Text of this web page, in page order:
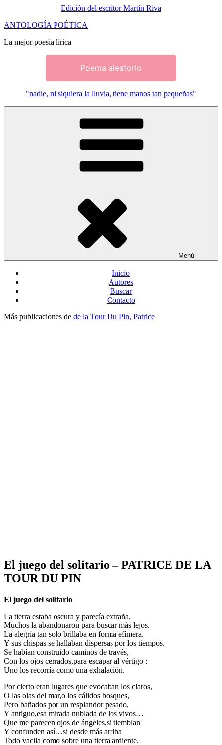
Edición del escritor Martín Riva
Saltar
contenido
ANTOLOGÍA POÉTICA
La mejor poesía lírica
Poema aleatorio
"nadie, ni siquiera la lluvia, tiene manos tan pequeñas"
Menú
Inicio
Autores
Buscar
Contacto
Más publicaciones de de la Tour Du Pin, Patrice
El juego del solitario – PATRICE DE LA
TOUR DU PIN
El juego del solitario
La tierra estaba oscura y parecía extraña,
Muchos la abandonaron para buscar más lejos.
La alegría tan solo brillaba en forma efímera.
Y sus chispas se hallaban dispersas por los tiempos.
Se habían construido caminos de través,
Con los ojos cerrados,para escapar al vértigo :
Uno los recorría como una exhalación.
Por cierto eran lugares que evocaban los claros,
O las olas del mar,o los cálidos bosques,
Pero bañados por un resplandor pesado,
Y antiguo,esa mirada nublada de los vivos…
Que me parecen ojos de ángeles,si tiemblan
Y confunden así…si desde más arriba
Todo vacila como sobre una tierra ardiente.